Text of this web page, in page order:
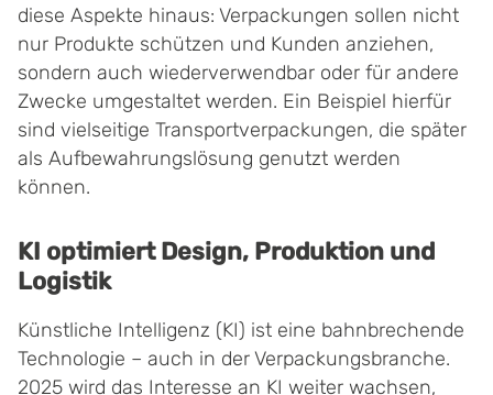
diese Aspekte hinaus: Verpackungen sollen nicht
nur Produkte schützen und Kunden anziehen,
sondern auch wiederverwendbar oder für andere
Zwecke umgestaltet werden. Ein Beispiel hierfür
sind vielseitige Transportverpackungen, die später
als Aufbewahrungslösung genutzt werden
können.
KI optimiert Design, Produktion und
Logistik
Künstliche Intelligenz (KI) ist eine bahnbrechende
Technologie – auch in der Verpackungsbranche.
2025 wird das Interesse an KI weiter wachsen,